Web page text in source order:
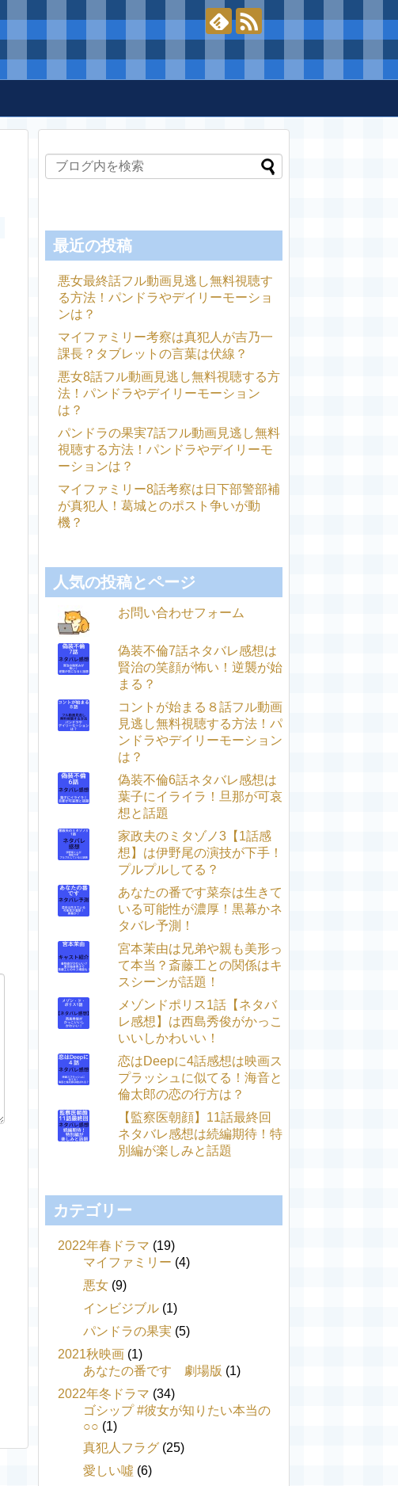
最近の投稿
悪女最終話フル動画見逃し無料視聴す
る方法！パンドラやデイリーモーショ
ンは？
マイファミリー考察は真犯人が吉乃一
課長？タブレットの言葉は伏線？
悪女8話フル動画見逃し無料視聴する方
法！パンドラやデイリーモーション
は？
パンドラの果実7話フル動画見逃し無料
視聴する方法！パンドラやデイリーモ
ーションは？
マイファミリー8話考察は日下部警部補
が真犯人！葛城とのポスト争いが動
機？
人気の投稿とページ
お問い合わせフォーム
偽装不倫7話ネタバレ感想は
賢治の笑顔が怖い！逆襲が始
まる？
コントが始まる８話フル動画
見逃し無料視聴する方法！パ
ンドラやデイリーモーション
は？
偽装不倫6話ネタバレ感想は
葉子にイライラ！旦那が可哀
想と話題
家政夫のミタゾノ3【1話感
想】は伊野尾の演技が下手！
プルプルしてる？
あなたの番です菜奈は生きて
いる可能性が濃厚！黒幕かネ
タバレ予測！
宮本茉由は兄弟や親も美形っ
て本当？斎藤工との関係はキ
スシーンが話題！
メゾンドポリス1話【ネタバ
レ感想】は西島秀俊がかっこ
いいしかわいい！
恋はDeepに4話感想は映画ス
プラッシュに似てる！海音と
倫太郎の恋の行方は？
【監察医朝顔】11話最終回
ネタバレ感想は続編期待！特
別編が楽しみと話題
カテゴリー
2022年春ドラマ (19)
マイファミリー (4)
悪女 (9)
インビジブル (1)
パンドラの果実 (5)
2021秋映画 (1)
あなたの番です 劇場版 (1)
2022年冬ドラマ (34)
ゴシップ #彼女が知りたい本当の
○○ (1)
真犯人フラグ (25)
愛しい噓 (6)